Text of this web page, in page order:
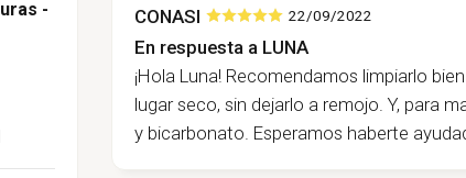
-
CONASI 22/09/2022
En respuesta a LUNA
¡Hola Luna! Recomendamos limpiarlo
lugar seco, sin dejarlo a remojo. Y, para
y bicarbonato. Esperamos haberte